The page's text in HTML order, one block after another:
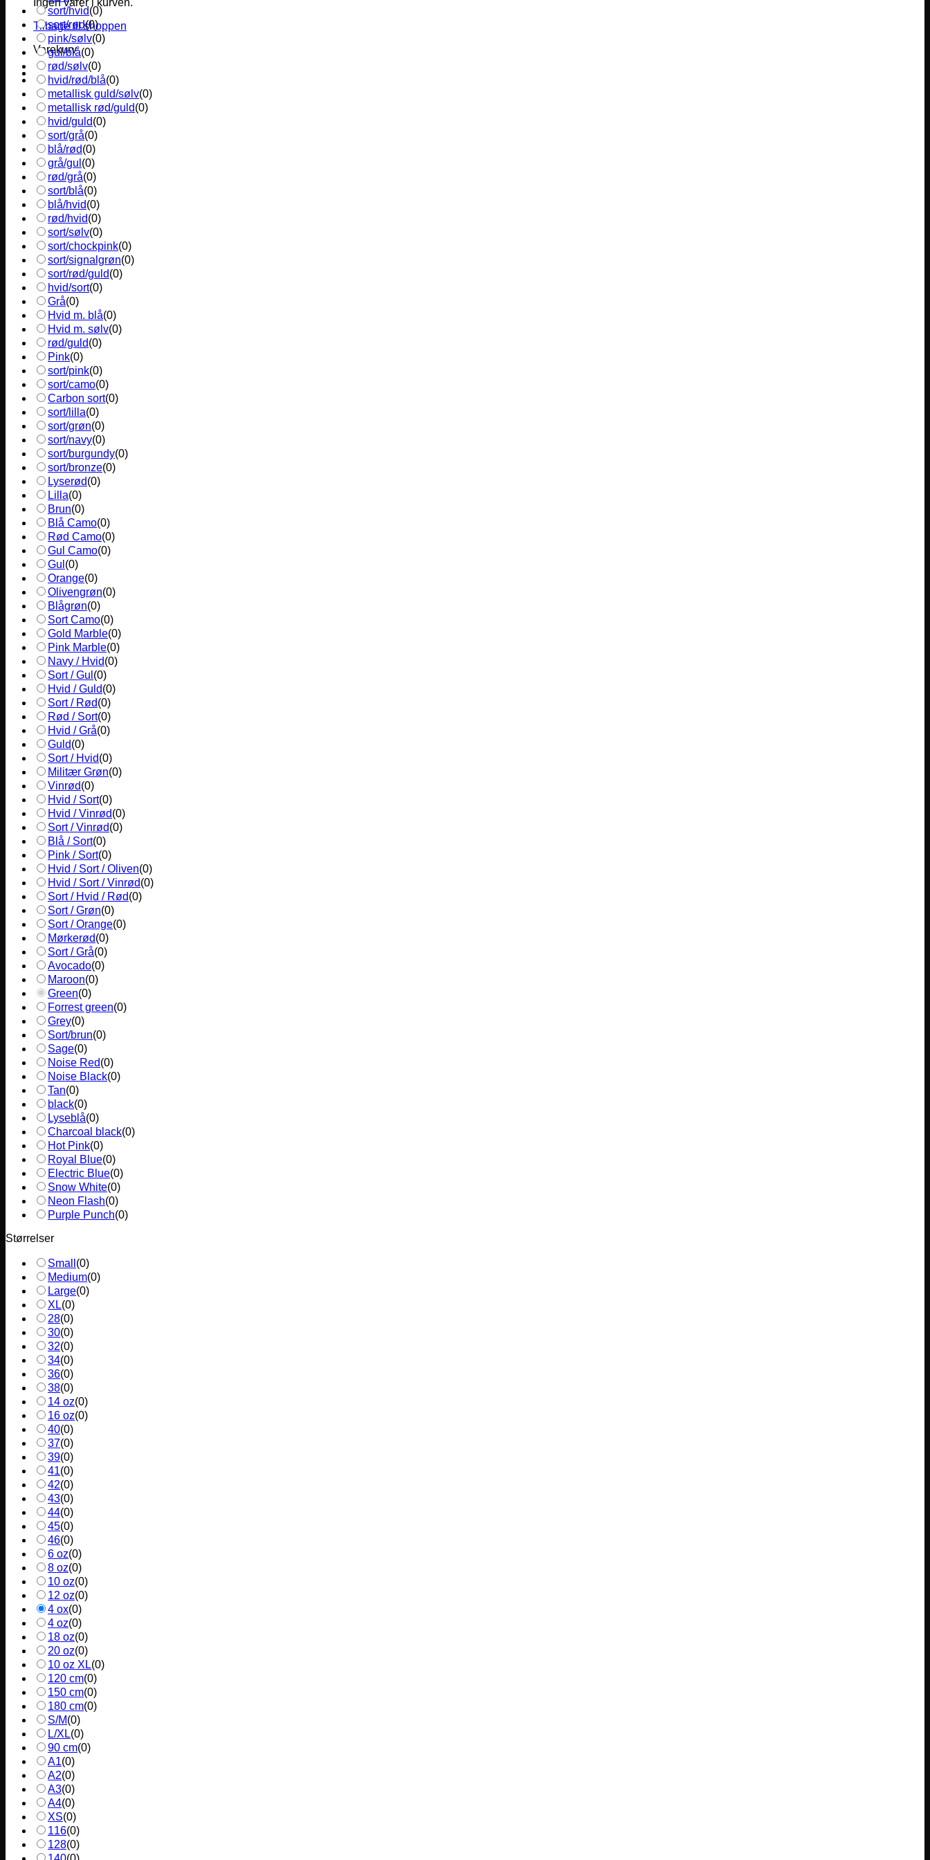
Ingen varer i kurven.
Tilbage til shoppen
Varekurv
sort/hvid(0)
sort/rød(0)
pink/sølv(0)
gul/blå(0)
rød/sølv(0)
hvid/rød/blå(0)
metallisk guld/sølv(0)
metallisk rød/guld(0)
hvid/guld(0)
sort/grå(0)
blå/rød(0)
grå/gul (0)
rød/grå(0)
sort/blå(0)
blå/hvid(0)
rød/hvid(0)
sort/sølv(0)
sort/chockpink(0)
sort/signalgrøn(0)
sort/rød/guld(0)
hvid/sort(0)
Grå(0)
Hvid m. blå(0)
Hvid m. sølv(0)
rød/guld(0)
Pink(0)
sort/pink(0)
sort/camo(0)
Carbon sort(0)
sort/lilla(0)
sort/grøn(0)
sort/navy(0)
sort/burgundy(0)
sort/bronze(0)
Lyserød(0)
Lilla(0)
Brun(0)
Blå Camo(0)
Rød Camo(0)
Gul Camo(0)
Gul (0)
Orange(0)
Olivengrøn(0)
Blågrøn(0)
Sort Camo(0)
Gold Marble(0)
Pink Marble(0)
Navy / Hvid(0)
Sort / Gul (0)
Hvid / Guld(0)
Sort / Rød(0)
Rød / Sort(0)
Hvid / Grå(0)
Guld(0)
Sort / Hvid(0)
Militær Grøn(0)
Vinrød(0)
Hvid / Sort(0)
Hvid / Vinrød(0)
Sort / Vinrød(0)
Blå / Sort(0)
Pink / Sort(0)
Hvid / Sort / Oliven(0)
Hvid / Sort / Vinrød(0)
Sort / Hvid / Rød(0)
Sort / Grøn(0)
Sort / Orange(0)
Mørkerød(0)
Sort / Grå(0)
Avocado(0)
Maroon(0)
Green(0)
Forrest green(0)
Grey(0)
Sort/brun(0)
Sage(0)
Noise Red(0)
Noise Black(0)
Tan(0)
black(0)
Lyseblå(0)
Charcoal black(0)
Hot Pink(0)
Royal Blue(0)
Electric Blue(0)
Snow White(0)
Neon Flash(0)
Purple Punch(0)
Størrelser
Small (0)
Medium(0)
Large(0)
XL(0)
28(0)
30(0)
32(0)
34(0)
36(0)
38(0)
14 oz(0)
16 oz(0)
40(0)
37(0)
39(0)
41(0)
42(0)
43(0)
44(0)
45(0)
46(0)
6 oz(0)
8 oz(0)
10 oz(0)
12 oz(0)
4 ox(0)
4 oz(0)
18 oz(0)
20 oz(0)
10 oz XL(0)
120 cm(0)
150 cm(0)
180 cm(0)
S/M(0)
L/XL(0)
90 cm(0)
A1(0)
A2(0)
A3(0)
A4(0)
XS(0)
116(0)
128(0)